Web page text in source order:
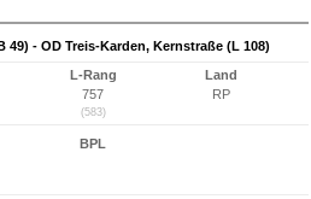
49) - OD Treis-Karden, Kernstraße (L 108)
L-Rang
757
(583)
Land
RP
BPL